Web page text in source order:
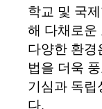
학교 및 국
해 다채로운
다양한 환경
법을 더욱
기심과 독립